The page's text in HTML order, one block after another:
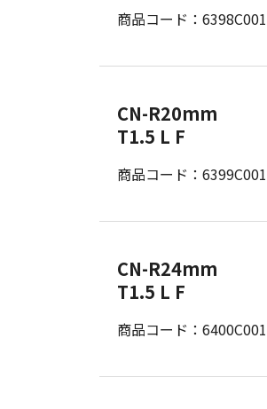
商品コード：6398C001
CN-R20mm
T1.5 L F
商品コード：6399C001
CN-R24mm
T1.5 L F
商品コード：6400C001